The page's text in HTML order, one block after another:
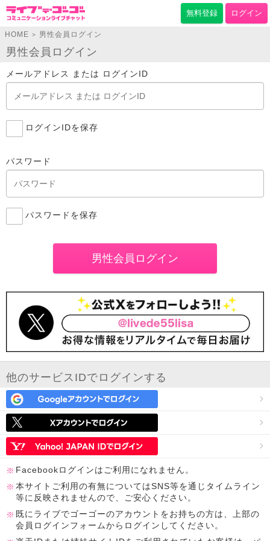
無料登録 ログイン
HOME > 男性会員ログイン
男性会員ログイン
メールアドレス または ログインID
ログインIDを保存
パスワード
パスワードを保存
他のサービスIDでログインする
Facebookログインはご利用になれません。
本サイトご利用の有無についてはSNS等を通じタイムライン
等に反映されませんので、ご安心ください。
既にライブでゴーゴーのアカウントをお持ちの方は、上部の
会員ログインフォームからログインしてください。